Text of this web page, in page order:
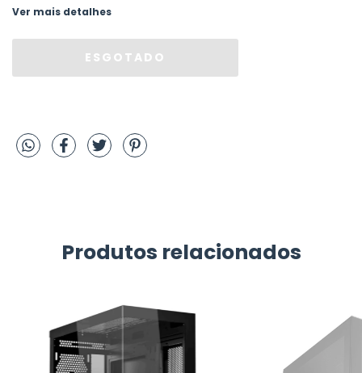
Ver mais detalhes
Produtos relacionados